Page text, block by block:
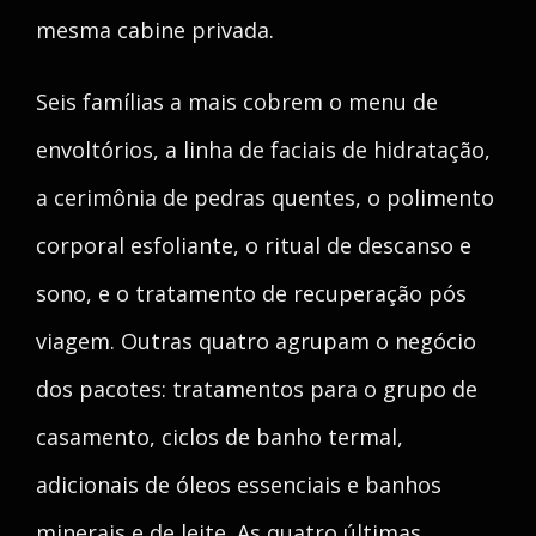
mesma cabine privada.
Seis famílias a mais cobrem o menu de
envoltórios, a linha de faciais de hidratação,
a cerimônia de pedras quentes, o polimento
corporal esfoliante, o ritual de descanso e
sono, e o tratamento de recuperação pós
viagem. Outras quatro agrupam o negócio
dos pacotes: tratamentos para o grupo de
casamento, ciclos de banho termal,
adicionais de óleos essenciais e banhos